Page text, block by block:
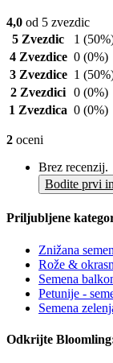
4,0 od 5 zvezdic
5 Zvezdic
1
4 Zvezdice 0 (0%)
3 Zvezdice 1
2 Zvezdici 0 (0%)
1 Zvezdica 0 (0%)
2 oceni
Brez recenzij.
Bodite prvi
Priljubljene
Znižana
Rože &
Semena
Petunije -
Semena
Odkrijte